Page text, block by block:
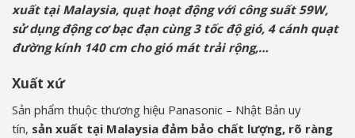
xuất tại Malaysia, quạt hoạt động với công suất 59W,
sử dụng động cơ bạc đạn cùng 3 tốc độ gió, 4 cánh quạt
đường kính 140 cm cho gió mát trải rộng,…
Xuất xứ
Sản phẩm thuộc thương hiệu Panasonic – Nhật Bản uy
tín, sản xuất tại Malaysia đảm bảo chất lượng, rõ ràng